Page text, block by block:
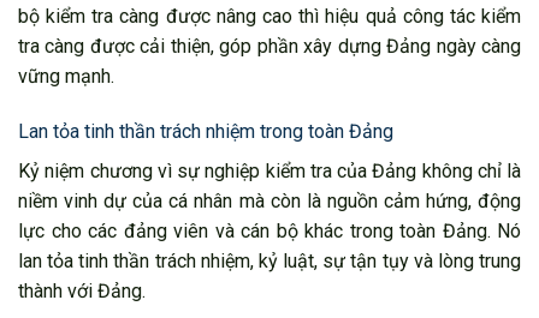
bộ kiểm tra càng được nâng cao thì hiệu quả công tác kiểm
tra càng được cải thiện, góp phần xây dựng Đảng ngày càng
vững mạnh.
Lan tỏa tinh thần trách nhiệm trong toàn Đảng
Kỷ niệm chương vì sự nghiệp kiểm tra của Đảng không chỉ là
niềm vinh dự của cá nhân mà còn là nguồn cảm hứng, động
lực cho các đảng viên và cán bộ khác trong toàn Đảng. Nó
lan tỏa tinh thần trách nhiệm, kỷ luật, sự tận tụy và lòng trung
thành với Đảng.